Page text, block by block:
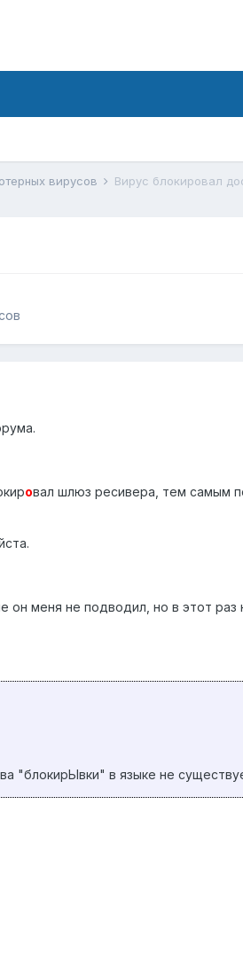
вирусов Вирус блокировал
овал шлюз ресивера, тем самым
он меня не подводил, но в этот
"блокирЫвки" в языке не